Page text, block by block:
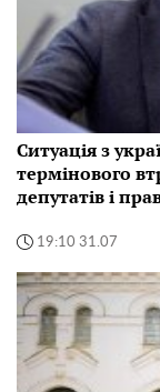
Ситуація з
термінового
депутатів і
19:10 31.07